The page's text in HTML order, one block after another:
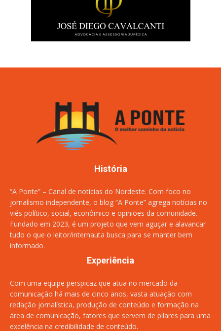
História
“A Ponte” – Canal de notícias do Nordeste. Com foco no
jornalismo independente, o blog “A Ponte” agrega notícias no
viés político, social, econômico e opiniões da comunidade.
Fundado em 2023, é um projeto que vem aguçar e alavancar
tudo o que o leitor/internauta busca para se manter bem
informado.
Experiência
Com uma equipe perspicaz que atua no mercado da
comunicação há mais de cinco anos, vasta atuação com
redação jornalística, produção de conteúdo e formação na
área de comunicação, fatores que servem de pilares para uma
excelência na credibilidade de conteúdo.